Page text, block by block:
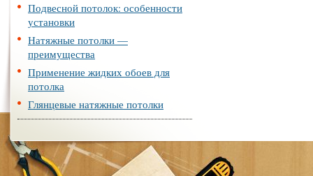
Подвесной потолок: особенности
установки
Натяжные потолки —
преимущества
Применение жидких обоев для
потолка
Глянцевые натяжные потолки